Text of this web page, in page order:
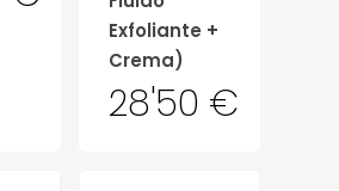
Exfoliante +
Crema)
28'50 €